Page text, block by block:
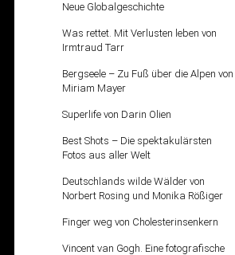
Neue Globalgeschichte
Was rettet. Mit Verlusten leben von
Irmtraud Tarr
Bergseele – Zu Fuß über die Alpen von
Miriam Mayer
Superlife von Darin Olien
Best Shots – Die spektakulärsten
Fotos aus aller Welt
Deutschlands wilde Wälder von
Norbert Rosing und Monika Rößiger
Finger weg von Cholesterinsenkern
Vincent van Gogh. Eine fotografische